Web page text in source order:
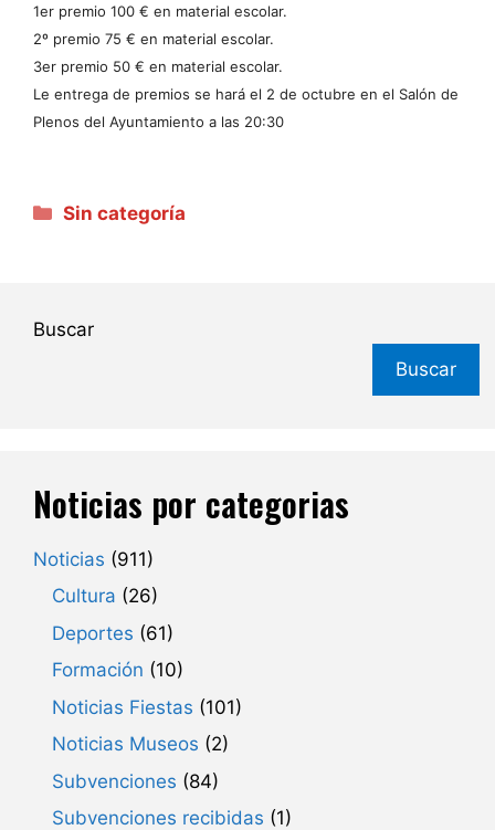
1er premio 100 € en material escolar.
2º premio 75 € en material escolar.
3er premio 50 € en material escolar.
Le entrega de premios se hará el 2 de octubre en el Salón de
Plenos del Ayuntamiento a las 20:30
Categorías
Sin categoría
Buscar
Buscar
Noticias por categorias
Noticias (911)
Cultura (26)
Deportes (61)
Formación (10)
Noticias Fiestas (101)
Noticias Museos (2)
Subvenciones (84)
Subvenciones recibidas (1)